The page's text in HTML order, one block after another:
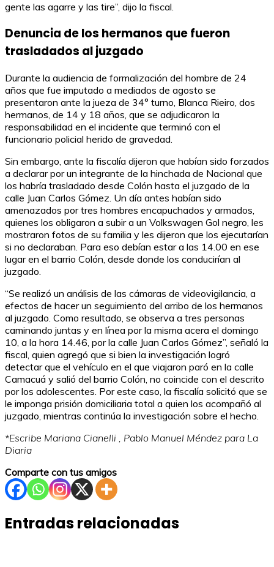
gente las agarre y las tire”, dijo la fiscal.
Denuncia de los hermanos que fueron
trasladados al juzgado
Durante la audiencia de formalización del hombre de 24
años que fue imputado a mediados de agosto se
presentaron ante la jueza de 34° turno, Blanca Rieiro, dos
hermanos, de 14 y 18 años, que se adjudicaron la
responsabilidad en el incidente que terminó con el
funcionario policial herido de gravedad.
Sin embargo, ante la fiscalía dijeron que habían sido forzados
a declarar por un integrante de la hinchada de Nacional que
los habría trasladado desde Colón hasta el juzgado de la
calle Juan Carlos Gómez. Un día antes habían sido
amenazados por tres hombres encapuchados y armados,
quienes los obligaron a subir a un Volkswagen Gol negro, les
mostraron fotos de su familia y les dijeron que los ejecutarían
si no declaraban. Para eso debían estar a las 14.00 en ese
lugar en el barrio Colón, desde donde los conducirían al
juzgado.
“Se realizó un análisis de las cámaras de videovigilancia, a
efectos de hacer un seguimiento del arribo de los hermanos
al juzgado. Como resultado, se observa a tres personas
caminando juntas y en línea por la misma acera el domingo
10, a la hora 14.46, por la calle Juan Carlos Gómez”, señaló la
fiscal, quien agregó que si bien la investigación logró
detectar que el vehículo en el que viajaron paró en la calle
Camacuá y salió del barrio Colón, no coincide con el descrito
por los adolescentes. Por este caso, la fiscalía solicitó que se
le imponga prisión domiciliaria total a quien los acompañó al
juzgado, mientras continúa la investigación sobre el hecho.
*Escribe Mariana Cianelli , Pablo Manuel Méndez para La
Diaria
Comparte con tus amigos
Entradas relacionadas